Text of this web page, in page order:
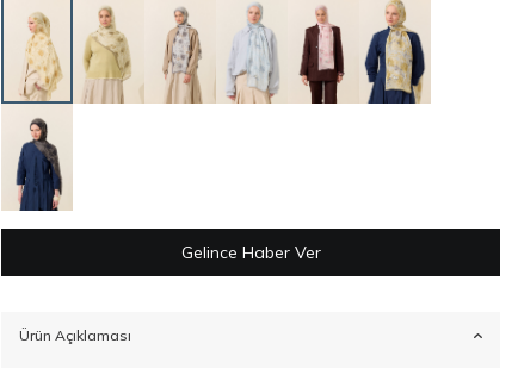
Gelince Haber Ver
Ürün Açıklaması